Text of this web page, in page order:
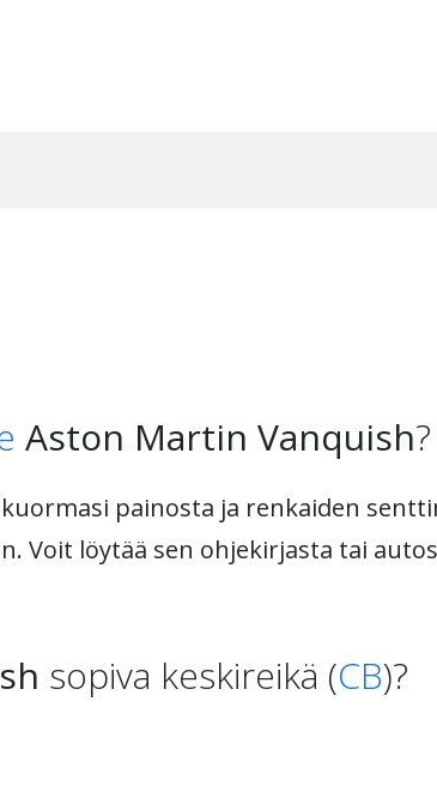
Aston Martin Vanquish?
painosta ja renkaiden
Voit löytää sen ohjekirjasta tai
sopiva keskireikä (CB)?